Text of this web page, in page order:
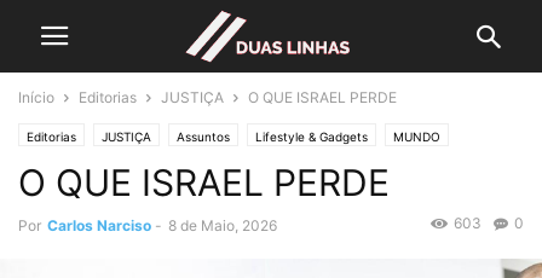
Início Editorias JUSTIÇA O QUE ISRAEL PERDE
Editorias JUSTIÇA Assuntos Lifestyle & Gadgets MUNDO
Crónicas de Opinião O ESTADO da ARTE Política POLÍTICA
O QUE ISRAEL PERDE
Por Carlos Narciso - 8 de Maio, 2026 0
603